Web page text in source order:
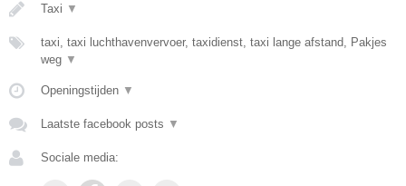
Taxi ▼
taxi, taxi luchthavenvervoer, taxidienst, taxi lange afstand, Pakjes
weg ▼
Openingstijden ▼
Laatste facebook posts ▼
Sociale media: